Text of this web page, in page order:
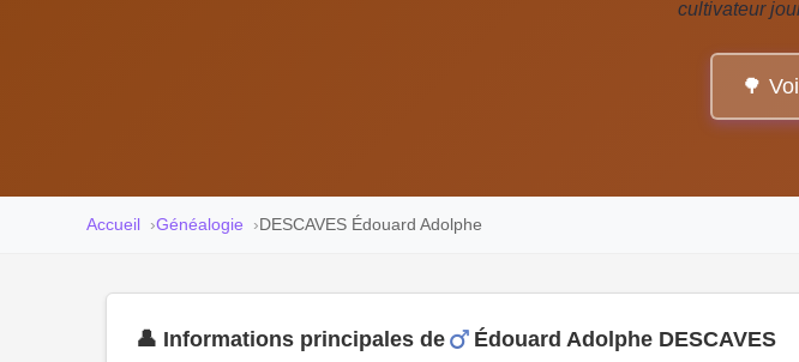
cultivateur
🌳
Accueil Généalogie DESCAVES Édouard Adolphe
👤 Informations principales de Édouard Adolphe DESCAVES